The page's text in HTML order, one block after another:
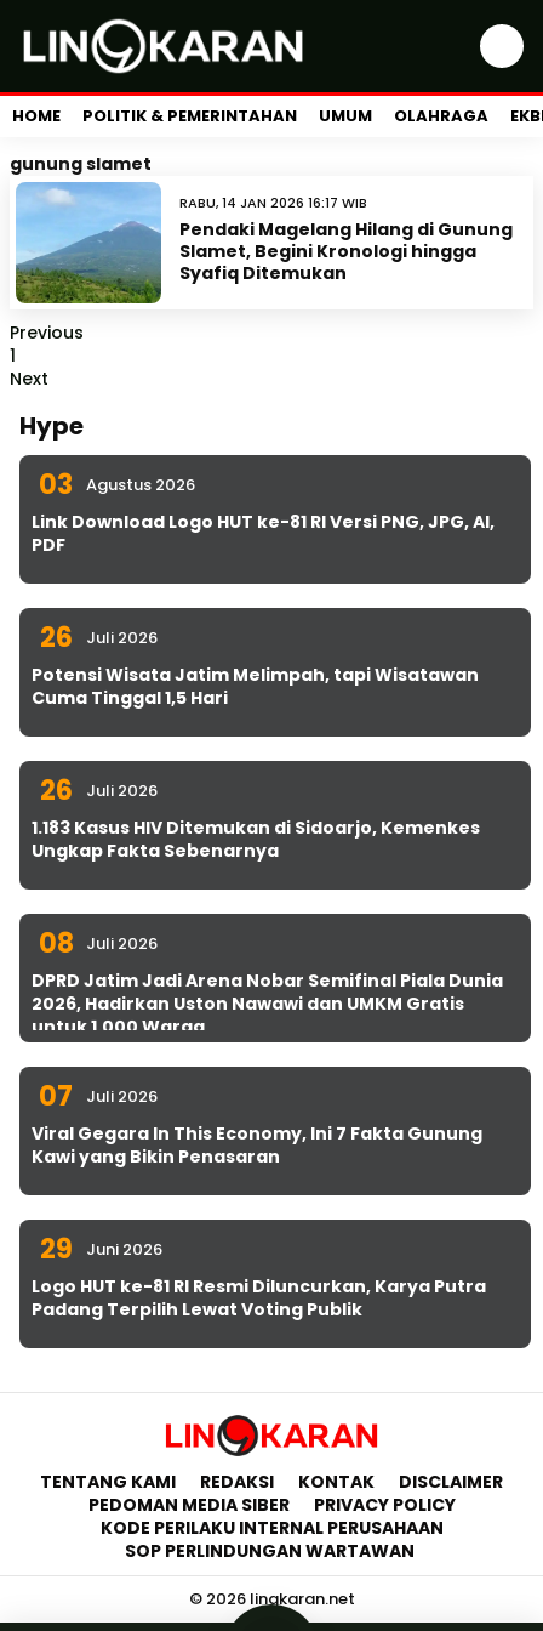
HOME POLITIK & PEMERINTAHAN UMUM OLAHRAGA
gunung slamet
RABU, 14 JAN 2026 16:17 WIB
Pendaki Magelang Hilang di Gunung
Slamet, Begini Kronologi hingga
Syafiq Ditemukan
Previous
1
Next
Hype
03 Agustus 2026
Link Download Logo HUT ke-81 RI Versi PNG, JPG, AI,
PDF
26 Juli 2026
Potensi Wisata Jatim Melimpah, tapi Wisatawan
Cuma Tinggal 1,5 Hari
26 Juli 2026
1.183 Kasus HIV Ditemukan di Sidoarjo, Kemenkes
Ungkap Fakta Sebenarnya
08 Juli 2026
DPRD Jatim Jadi Arena Nobar Semifinal Piala Dunia
2026, Hadirkan Uston Nawawi dan UMKM Gratis
untuk 1.000 Warga
07 Juli 2026
Viral Gegara In This Economy, Ini 7 Fakta Gunung
Kawi yang Bikin Penasaran
29 Juni 2026
Logo HUT ke-81 RI Resmi Diluncurkan, Karya Putra
Padang Terpilih Lewat Voting Publik
TENTANG KAMI REDAKSI KONTAK
DISCLAIMER
PEDOMAN MEDIA SIBER
PRIVACY POLICY
KODE PERILAKU INTERNAL PERUSAHAAN
SOP PERLINDUNGAN WARTAWAN
© 2026 lingkaran.net